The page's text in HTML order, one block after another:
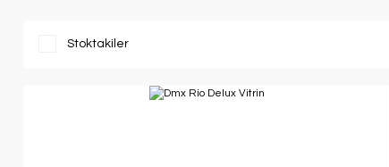
Stoktakiler